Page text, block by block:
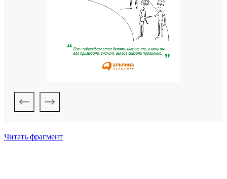
Читать фрагмент